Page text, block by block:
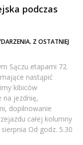
podczas
, Z OSTATNIEJ
Sączu etapami 72.
nastąpić
kibiców
na jezdnię,
dopilnowanie
całej kolumny
Od godz. 5.30